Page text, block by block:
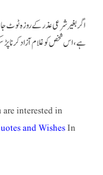
اگر بغیر شرعی عذر کے روزہ ٹوٹ
ہے، اس شخص کو غلام آزاد کرنا پڑ سکتا ہے۔
interested in
and WishesIn